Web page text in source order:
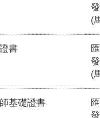
(
書
(
基礎證書